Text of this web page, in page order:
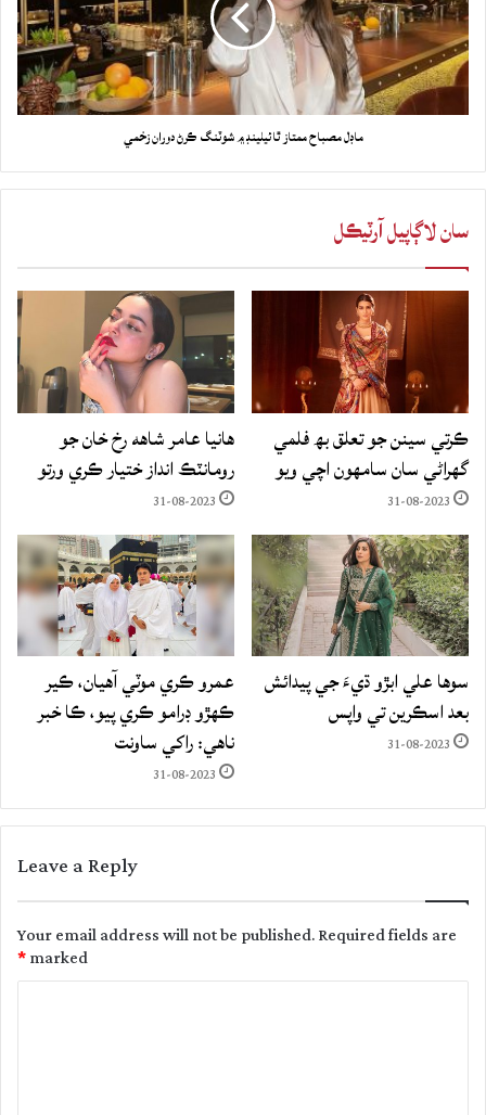
ماڊل مصباح ممتاز ٿائيلينڊ ۾ شوٽنگ ڪرڻ دوران زخمي
سان لاڳاپيل آرٽيڪل
ڪرتي سينن جو تعلق بھ فلمي
گهراڻي سان سامهون اچي ويو
31-08-2023
هانيا عامر شاهه رخ خان جو
رومانٽڪ انداز ختيار ڪري ورتو
31-08-2023
سوها علي ابڙو ڌيءَ جي پيدائش
بعد اسڪرين تي واپس
31-08-2023
عمرو ڪري موٽي آهيان، ڪير
ڪهڙو ڊرامو ڪري پيو، ڪا خبر
ناهي: راکي ساونت
31-08-2023
Leave a Reply
Your email address will not be published.Required fields are
marked
*